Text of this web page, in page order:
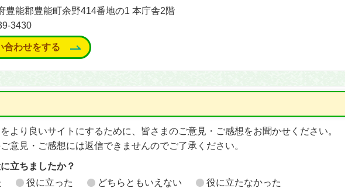
豊能郡豊能町余野414番地の1 本庁舎2階
3430
合わせをする
より良いサイトにするために、皆さまのご意見・ご感想をお聞かせください。
意見・ご感想には返信できませんのでご了承ください。
立ちましたか？
役に立った どちらともいえない 役に立たなかった